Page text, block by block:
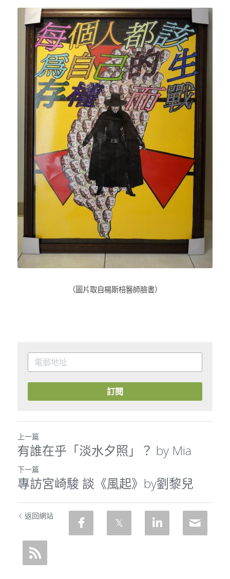
（圖片取自楊斯棓醫師臉書）
訂閱
上一篇
有誰在乎「淡水夕照」？ by Mia
下一篇
專訪宮崎駿 談《風起》by劉黎兒
返回網站